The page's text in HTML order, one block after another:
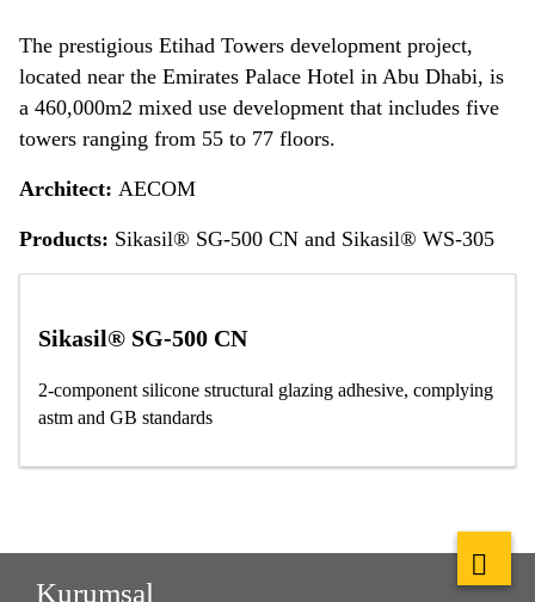
The prestigious Etihad Towers development project,
located near the Emirates Palace Hotel in Abu Dhabi, is
a 460,000m2 mixed use development that includes five
towers ranging from 55 to 77 floors.
Architect: AECOM
Products: Sikasil® SG-500 CN and Sikasil® WS-305
Sikasil® SG-500 CN
2-component silicone structural glazing adhesive, complying
astm and GB standards
Kurumsal